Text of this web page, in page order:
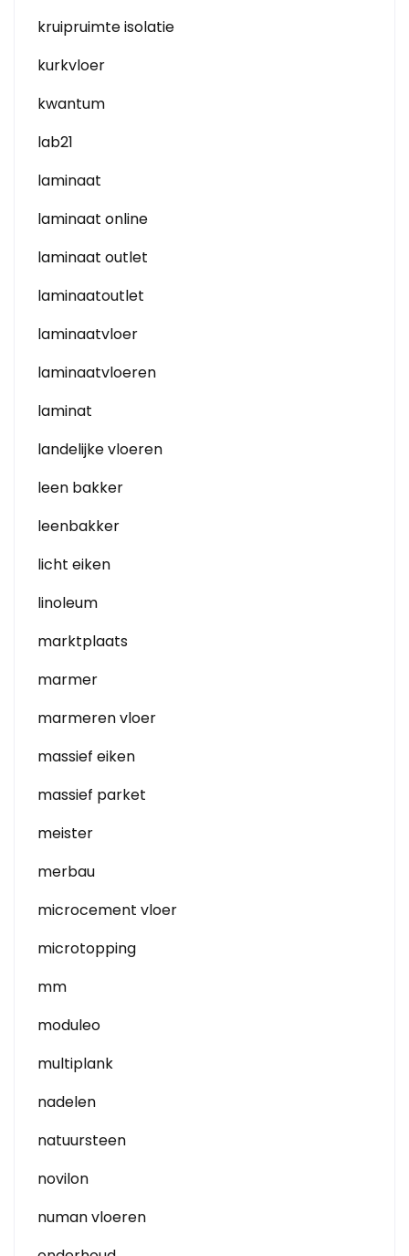
kruipruimte isolatie
kurkvloer
kwantum
lab21
laminaat
laminaat online
laminaat outlet
laminaatoutlet
laminaatvloer
laminaatvloeren
laminat
landelijke vloeren
leen bakker
leenbakker
licht eiken
linoleum
marktplaats
marmer
marmeren vloer
massief eiken
massief parket
meister
merbau
microcement vloer
microtopping
mm
moduleo
multiplank
nadelen
natuursteen
novilon
numan vloeren